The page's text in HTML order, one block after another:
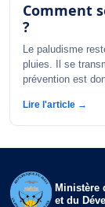
Comment
?
Le paludisme
pluies. Il se
prévention est
Lire l'article →
Ministère
et du